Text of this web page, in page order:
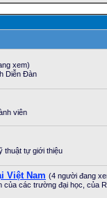
xem)
Diễn Đàn
viên
thuật tự giới thiệu
Việt Nam (4 người đang
của các trường đại học, của